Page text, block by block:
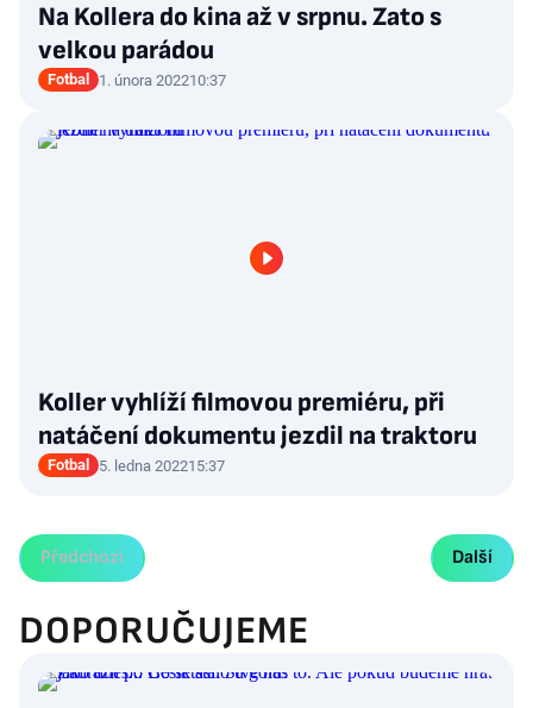
Na Kollera do kina až v srpnu. Zato s
velkou parádou
Fotbal 1. února 202210:37
Koller vyhlíží filmovou premiéru, při
natáčení dokumentu jezdil na traktoru
Fotbal 5. ledna 202215:37
Předchozí Další
DOPORUČUJEME